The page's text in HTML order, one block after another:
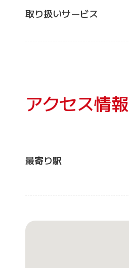
取り扱いサービス
アクセス情報
最寄り駅